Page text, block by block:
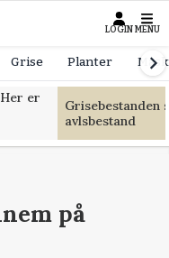
LOGIN MENU
Grise Planter
er
Grisebestanden
avlsbestand
på